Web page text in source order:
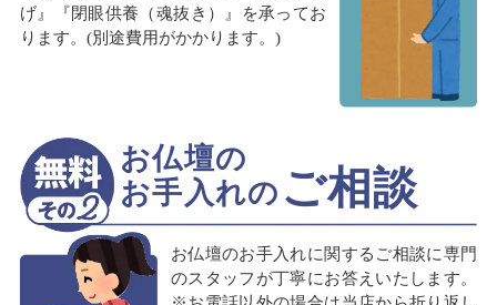
げ』『閉眼供養（魂抜き）』を承ってお
ります。(別途費用がかかります。)
お仏壇の
お手入れの ご相談
お仏壇のお手入れに関するご相談に専門
のスタッフが丁寧にお答えいたします。